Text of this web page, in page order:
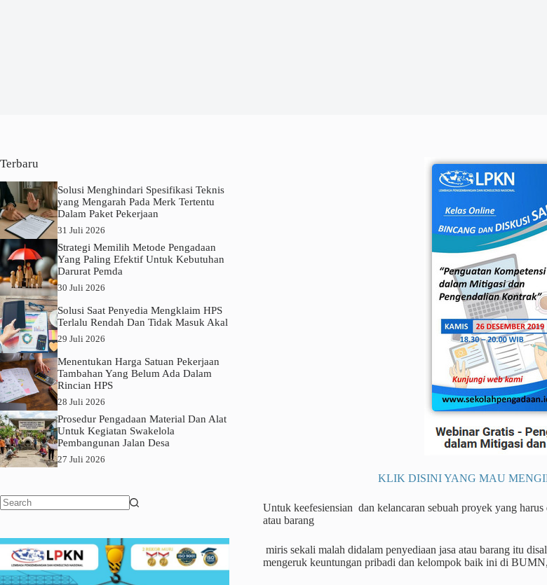
KLIK DISINI YANG MAU
Untuk keefesiensian dan kelancaran sebuah proyek yang
atau barang
miris sekali malah didalam penyediaan jasa atau barang itu
mengeruk keuntungan pribadi dan kelompok baik ini di
Terbaru
Solusi Menghindari Spesifikasi Teknis
yang Mengarah Pada Merk Tertentu
Dalam Paket Pekerjaan
31 Juli 2026
Strategi Memilih Metode Pengadaan
Yang Paling Efektif Untuk Kebutuhan
Darurat Pemda
30 Juli 2026
Solusi Saat Penyedia Mengklaim HPS
Terlalu Rendah Dan Tidak Masuk Akal
29 Juli 2026
Menentukan Harga Satuan Pekerjaan
Tambahan Yang Belum Ada Dalam
Rincian HPS
28 Juli 2026
Prosedur Pengadaan Material Dan Alat
Untuk Kegiatan Swakelola
Pembangunan Jalan Desa
27 Juli 2026